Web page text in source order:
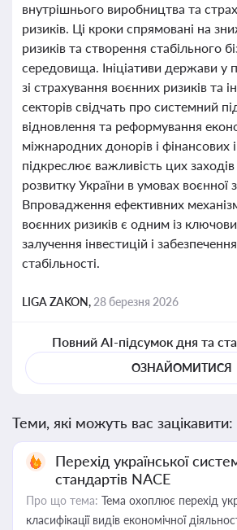
внутрішнього виробництва та
ризиків. Ці кроки спрямовані на
ризиків та створення стабільного
середовища. Ініціативи держави у
зі страхування воєнних ризиків та
секторів свідчать про системний
відновлення та реформування
міжнародних донорів і фінансових
підкреслює важливість цих
розвитку України в умовах воєнної
Впровадження ефективних
воєнних ризиків є одним із
залучення інвестицій і
стабільності.
LIGA ZAKON, 28 березня 2026
Повний AI-підсумок дня та
ОЗНАЙОМИТИСЯ
Теми, які можуть вас зацікавити:
Перехід української
стандартів NACE
Про що тема: Тема охоплює перехід
класифікації видів економічної